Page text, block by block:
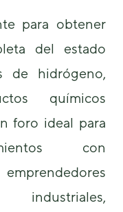
para obtener
del estado
de hidrógeno,
químicos
foro ideal para
con
visitas
sitio,
la
contenido y